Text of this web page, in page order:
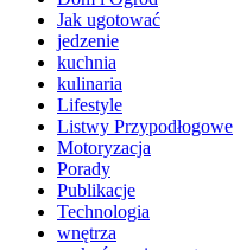
Jak ugotować
jedzenie
kuchnia
kulinaria
Lifestyle
Listwy Przypodłogowe
Motoryzacja
Porady
Publikacje
Technologia
wnętrza